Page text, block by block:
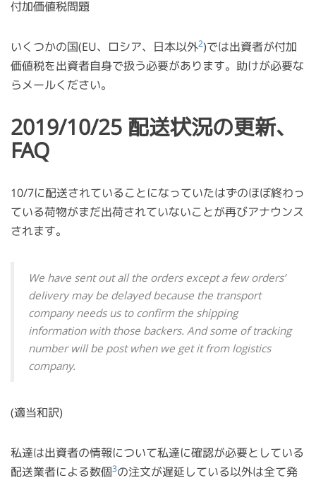
付加価値税問題
いくつかの国(EU、ロシア、日本以外2)では出資者が付加
価値税を出資者自身で扱う必要があります。助けが必要な
らメールください。
2019/10/25 配送状況の更新、
FAQ
10/7に配送されていることになっていたはずのほぼ終わっ
ている荷物がまだ出荷されていないことが再びアナウンス
されます。
We have sent out all the orders except a few orders’
delivery may be delayed because the transport
company needs us to confirm the shipping
information with those backers. And some of tracking
number will be post when we get it from logistics
company.
(適当和訳)
私達は出資者の情報について私達に確認が必要としている
配送業者による数個3の注文が遅延している以外は全て発